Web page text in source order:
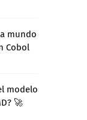
mundo
Cobol
modelo
🚀